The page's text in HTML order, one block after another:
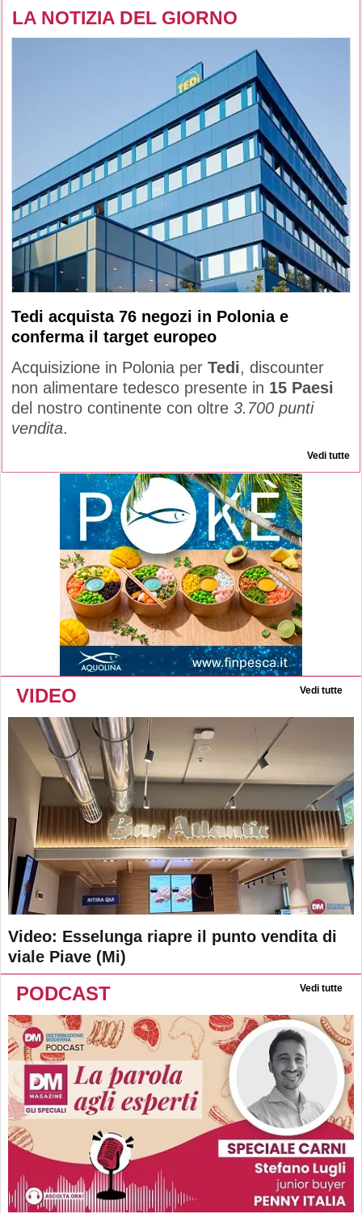
LA NOTIZIA DEL GIORNO
Tedi acquista 76 negozi in Polonia e
conferma il target europeo
Acquisizione in Polonia per Tedi, discounter
non alimentare tedesco presente in 15 Paesi
del nostro continente con oltre 3.700 punti
vendita.
Vedi tutte
VIDEO Vedi tutte
Video: Esselunga riapre il punto vendita di
viale Piave (Mi)
PODCAST Vedi tutte